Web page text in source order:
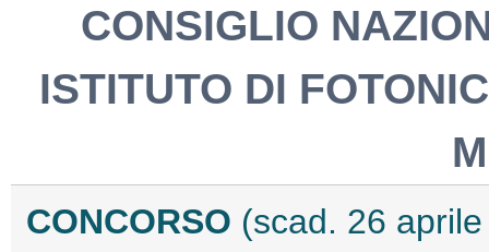
CONSIGLIO
ISTITUTO DI
CONCORSO (scad. 26